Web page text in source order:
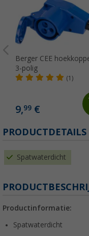
Berger CEE
3-polig
(1)
9,99 €
PRODUCTDETAILS
Spatwaterdicht
Productinformatie:
Spatwaterdicht